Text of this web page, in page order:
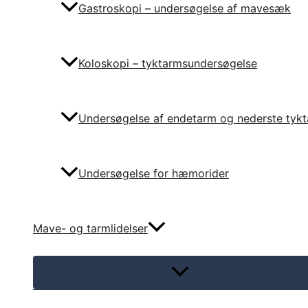
Gastroskopi – undersøgelse af mavesæk
Koloskopi – tyktarmsundersøgelse
Undersøgelse af endetarm og nederste
Undersøgelse for hæmorider
Mave- og tarmlidelser
Menu